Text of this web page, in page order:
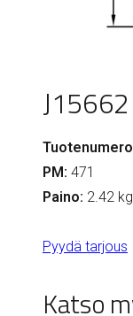
PM: 471
Paino: 2.42
Pyydä tarjous
Katso